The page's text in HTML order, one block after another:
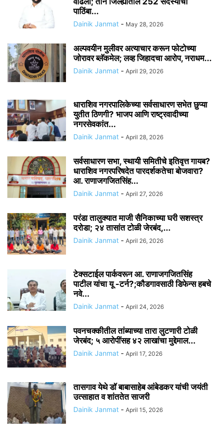
पाठिंबा...
Dainik Janmat - May 28, 2026
अल्पवयीन मुलीवर अत्याचार करून फोटोच्या
जोरावर ब्लॅकमेल; लव्ह जिहादचा आरोप, नराधम...
Dainik Janmat - April 29, 2026
धाराशिव नगरपालिकेच्या सर्वसाधारण सभेत छुप्या
युतीत ठिणगी? भाजप आणि राष्ट्रवादीच्या
नगरसेवकांत...
Dainik Janmat - April 28, 2026
सर्वसाधारण सभा, स्थायी समितीचे इतिवृत्त गायब?
धाराशिव नगरपरिषदेत पारदर्शकतेचा बोजवारा?
आ. राणाजगजितसिंह...
Dainik Janmat - April 27, 2026
परंडा तालुक्यात माजी सैनिकाच्या घरी सशस्त्र
दरोडा; २४ तासांत टोळी जेरबंद,...
Dainik Janmat - April 26, 2026
टेक्सटाईल पार्कवरून आ. राणाजगजितसिंह
पाटील यांचा यू -टर्न?;कौडगावसाठी डिफेन्स हबचे
नवे...
Dainik Janmat - April 24, 2026
पवनचक्कीतील तांब्याच्या तारा लुटणारी टोळी
जेरबंद; ५ आरोपींसह ४२ लाखांचा मुद्देमाल...
Dainik Janmat - April 17, 2026
तासगाव येथे डॉ बाबासाहेब आंबेडकर यांची जयंती
उत्साहात व शांततेत साजरी
Dainik Janmat - April 15, 2026